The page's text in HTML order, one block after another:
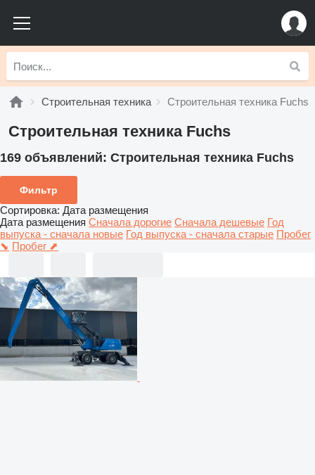
Строительная техника Строительная техника Fuchs
Строительная техника Fuchs
169 объявлений: Строительная техника Fuchs
Фильтр
Сортировка: Дата размещения
Дата размещения Сначала дорогие Сначала дешевые Год
выпуска - сначала новые Год выпуска - сначала старые Пробег
⬊ Пробег ⬈